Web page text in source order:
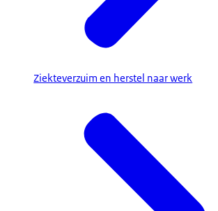
Ziekteverzuim en herstel naar werk